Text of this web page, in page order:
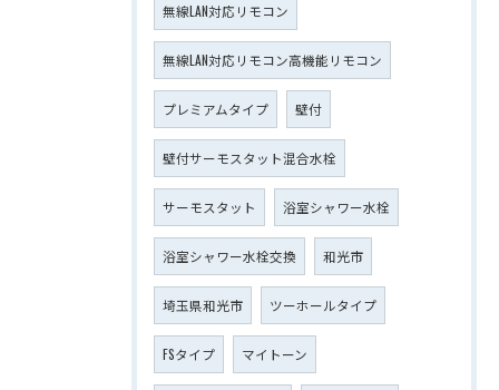
無線LAN対応リモコン
無線LAN対応リモコン高機能リモコン
プレミアムタイプ 壁付
壁付サーモスタット混合水栓
サーモスタット 浴室シャワー水栓
浴室シャワー水栓交換 和光市
埼玉県和光市 ツーホールタイプ
FSタイプ マイトーン